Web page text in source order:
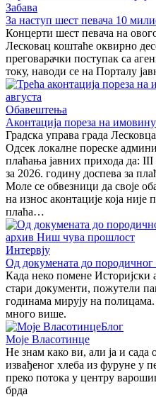
Забава
За наступ шест певача 10
Концерти шест певача на
Лесковац коштаће оквирно
преговарачки поступак са
току, наводи се на Порталу
Обавештења
Аконтација пореза на имовину
Градска управа града
Одсек локалне пореске
плаћања јавних прихода да:
за 2026. годину доспева за
Моле се обвезници да своје
на износ аконтације која није
плаћа…
Интервју
Од докумената до породичног
Када неко помене Историјски
стари документи, пожутели
годинама мирују на
много више.
Блог
Моје Власотинце
Не знам како ви, али ја и сада
извађеног хлеба из фуруне у
преко потока у центру
брда